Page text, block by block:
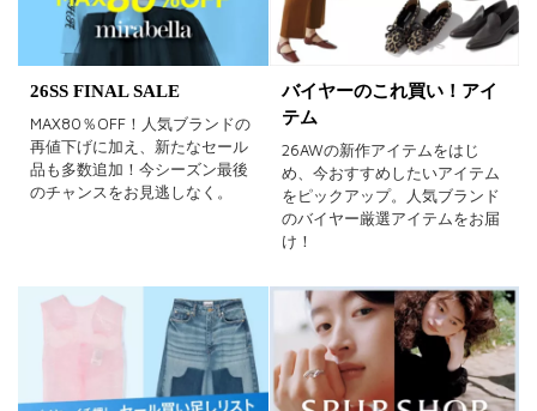
ホワイト ブラック グレー
ベージュ オレンジ
イエロー レッド
パープル グリーン ブルー
シルバー
26SS FINAL SALE
MAX80％OFF！人気ブランドの
再値下げに加え、新たなセール
品も多数追加！今シーズン最後
のチャンスをお見逃しなく。
バイヤーのこれ買い！アイ
テム
26AWの新作アイテムをはじ
め、今おすすめしたいアイテム
をピックアップ。人気ブランド
のバイヤー厳選アイテムをお届
け！